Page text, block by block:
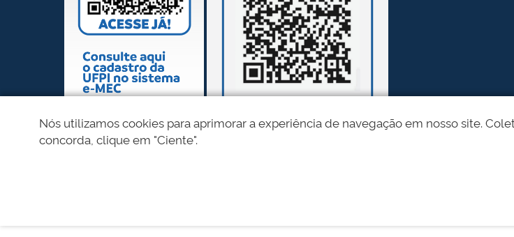
Nós utilizamos cookies para aprimorar a experiência de navegação em nosso site.
concorda, clique em "Ciente".